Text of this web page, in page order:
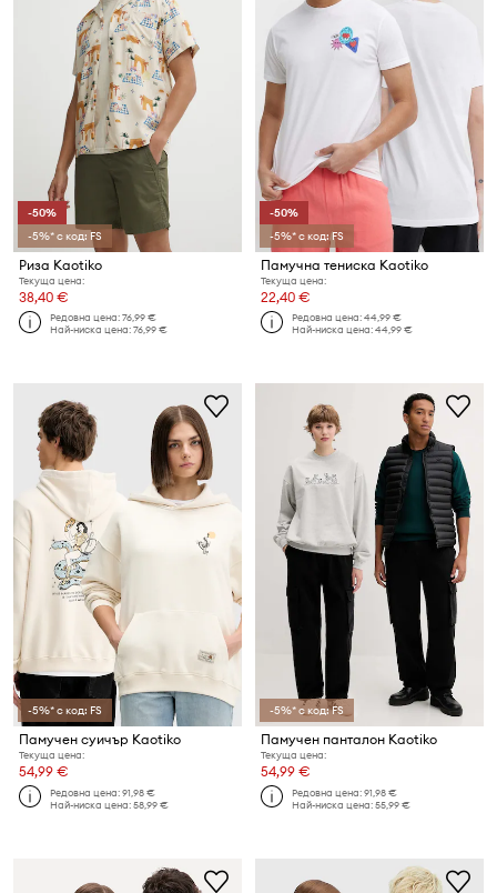
-50%
-5%* с код: FS
Риза Kaotiko
Текуща цена:
38,40 €
Редовна цена:76,99 €
Най-ниска цена:76,99 €
-50%
-5%* с код: FS
Памучна тениска Kaotiko
Текуща цена:
22,40 €
Редовна цена:44,99 €
Най-ниска цена:44,99 €
-5%* с код: FS
Памучен суичър Kaotiko
Текуща цена:
54,99 €
Редовна цена:91,98 €
Най-ниска цена:58,99 €
-5%* с код: FS
Памучен панталон Kaotiko
Текуща цена:
54,99 €
Редовна цена:91,98 €
Най-ниска цена:55,99 €